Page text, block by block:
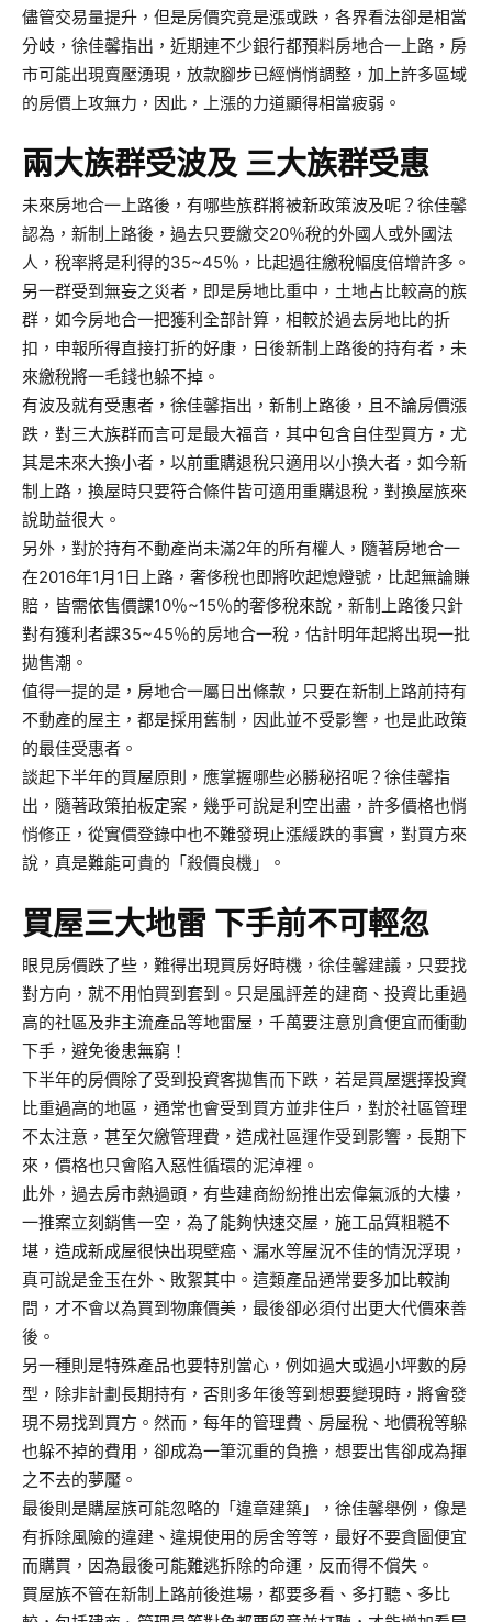
儘管交易量提升，但是房價究竟是漲或跌，各界看法卻是相當
分岐，徐佳馨指出，近期連不少銀行都預料房地合一上路，房
市可能出現賣壓湧現，放款腳步已經悄悄調整，加上許多區域
的房價上攻無力，因此，上漲的力道顯得相當疲弱。
兩大族群受波及 三大族群受惠
未來房地合一上路後，有哪些族群將被新政策波及呢？徐佳馨
認為，新制上路後，過去只要繳交20％稅的外國人或外國法
人，稅率將是利得的35~45％，比起過往繳稅幅度倍增許多。
另一群受到無妄之災者，即是房地比重中，土地占比較高的族
群，如今房地合一把獲利全部計算，相較於過去房地比的折
扣，申報所得直接打折的好康，日後新制上路後的持有者，未
來繳稅將一毛錢也躲不掉。
有波及就有受惠者，徐佳馨指出，新制上路後，且不論房價漲
跌，對三大族群而言可是最大福音，其中包含自住型買方，尤
其是未來大換小者，以前重購退稅只適用以小換大者，如今新
制上路，換屋時只要符合條件皆可適用重購退稅，對換屋族來
說助益很大。
另外，對於持有不動產尚未滿2年的所有權人，隨著房地合一
在2016年1月1日上路，奢侈稅也即將吹起熄燈號，比起無論賺
賠，皆需依售價課10％~15％的奢侈稅來說，新制上路後只針
對有獲利者課35~45％的房地合一稅，估計明年起將出現一批
拋售潮。
值得一提的是，房地合一屬日出條款，只要在新制上路前持有
不動產的屋主，都是採用舊制，因此並不受影響，也是此政策
的最佳受惠者。
談起下半年的買屋原則，應掌握哪些必勝秘招呢？徐佳馨指
出，隨著政策拍板定案，幾乎可說是利空出盡，許多價格也悄
悄修正，從實價登錄中也不難發現止漲緩跌的事實，對買方來
說，真是難能可貴的「殺價良機」。
買屋三大地雷 下手前不可輕忽
眼見房價跌了些，難得出現買房好時機，徐佳馨建議，只要找
對方向，就不用怕買到套到。只是風評差的建商、投資比重過
高的社區及非主流產品等地雷屋，千萬要注意別貪便宜而衝動
下手，避免後患無窮！
下半年的房價除了受到投資客拋售而下跌，若是買屋選擇投資
比重過高的地區，通常也會受到買方並非住戶，對於社區管理
不太注意，甚至欠繳管理費，造成社區運作受到影響，長期下
來，價格也只會陷入惡性循環的泥淖裡。
此外，過去房市熱過頭，有些建商紛紛推出宏偉氣派的大樓，
一推案立刻銷售一空，為了能夠快速交屋，施工品質粗糙不
堪，造成新成屋很快出現壁癌、漏水等屋況不佳的情況浮現，
真可說是金玉在外、敗絮其中。這類產品通常要多加比較詢
問，才不會以為買到物廉價美，最後卻必須付出更大代價來善
後。
另一種則是特殊產品也要特別當心，例如過大或過小坪數的房
型，除非計劃長期持有，否則多年後等到想要變現時，將會發
現不易找到買方。然而，每年的管理費、房屋稅、地價稅等躲
也躲不掉的費用，卻成為一筆沉重的負擔，想要出售卻成為揮
之不去的夢魘。
最後則是購屋族可能忽略的「違章建築」，徐佳馨舉例，像是
有拆除風險的違建、違規使用的房舍等等，最好不要貪圖便宜
而購買，因為最後可能難逃拆除的命運，反而得不償失。
買屋族不管在新制上路前後進場，都要多看、多打聽、多比